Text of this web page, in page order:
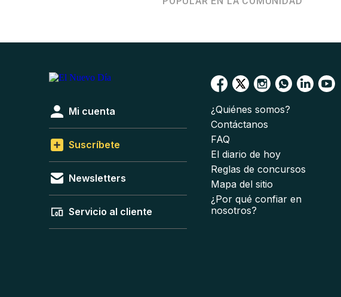
Mi cuenta
Suscríbete
Newsletters
Servicio al cliente
¿Quiénes somos?
Contáctanos
FAQ
El diario de hoy
Reglas de concursos
Mapa del sitio
¿Por qué confiar en
nosotros?